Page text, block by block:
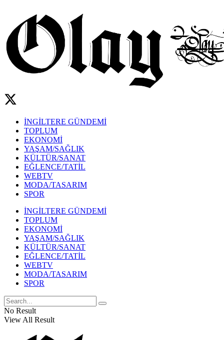
İNGİLTERE GÜNDEMİ
TOPLUM
EKONOMİ
YAŞAM/SAĞLIK
KÜLTÜR/SANAT
EĞLENCE/TATİL
WEBTV
MODA/TASARIM
SPOR
İNGİLTERE GÜNDEMİ
TOPLUM
EKONOMİ
YAŞAM/SAĞLIK
KÜLTÜR/SANAT
EĞLENCE/TATİL
WEBTV
MODA/TASARIM
SPOR
No Result
View All Result